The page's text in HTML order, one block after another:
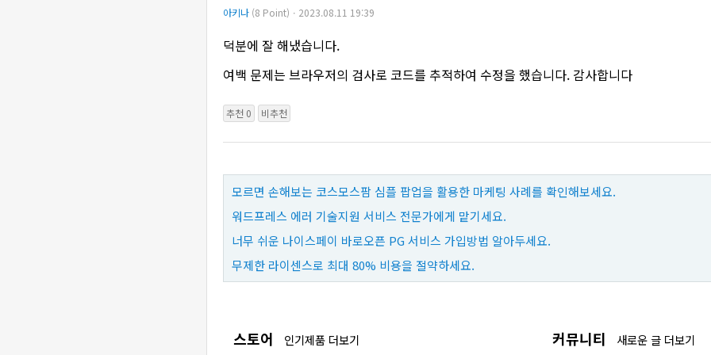
아키나 (8 Point)ㆍ2023.08.11 19:39
덕분에 잘 해냈습니다.
여백 문제는 브라우저의 검사로 코드를 추적하여 수정을 했습니다. 감사합니다
추천 0 비추천
모르면 손해보는 코스모스팜 심플 팝업을 활용한 마케팅 사례를 확인해보세요.
워드프레스 에러 기술지원 서비스 전문가에게 맡기세요.
너무 쉬운 나이스페이 바로오픈 PG 서비스 가입방법 알아두세요.
무제한 라이센스로 최대 80% 비용을 절약하세요.
스토어 인기제품 더보기 커뮤니티 새로운 글 더보기